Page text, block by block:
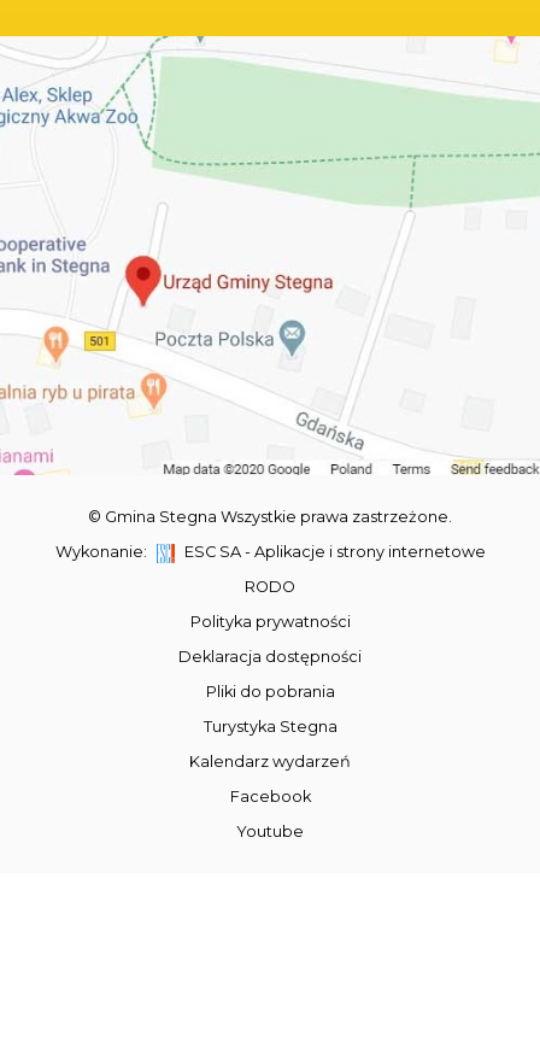
© Gmina Stegna Wszystkie prawa zastrzeżone.
Wykonanie:
ESC SA- Aplikacje i strony internetowe
RODO
Polityka prywatności
Deklaracja dostępności
Pliki do pobrania
Turystyka Stegna
Kalendarz wydarzeń
Facebook
Youtube